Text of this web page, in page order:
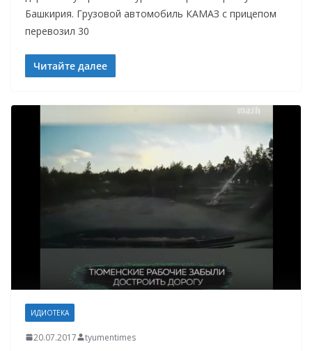
Башкирия. Грузовой автомобиль КАМАЗ с прицепом
перевозил 30
Читайте далее
ИДИОТЕКА
20.07.2017 tyumentimes